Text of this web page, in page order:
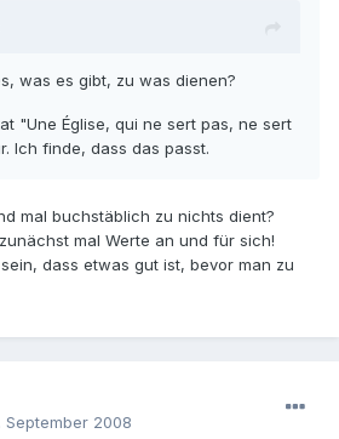
was es gibt, zu was dienen?
"Une Église, qui ne sert pas, ne sert
Ich finde, dass das passt.
mal buchstäblich zu nichts dient?
mal Werte an und für sich!
dass etwas gut ist, bevor man zu
September 2008